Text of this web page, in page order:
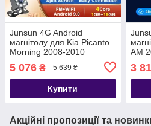
Junsun 4G Android
магнітолу для Kia Picanto
Morning 2008-2010
2017 2018 2019
5 076 ₴ 5 639 ₴
Купити
AM
3
Акційні пропозиції та